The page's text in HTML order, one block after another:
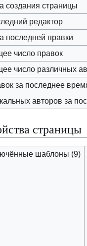
создания страницы
редактор
последней правки
число правок
число различных
за последнее
авторов за
страницы
шаблоны (9)